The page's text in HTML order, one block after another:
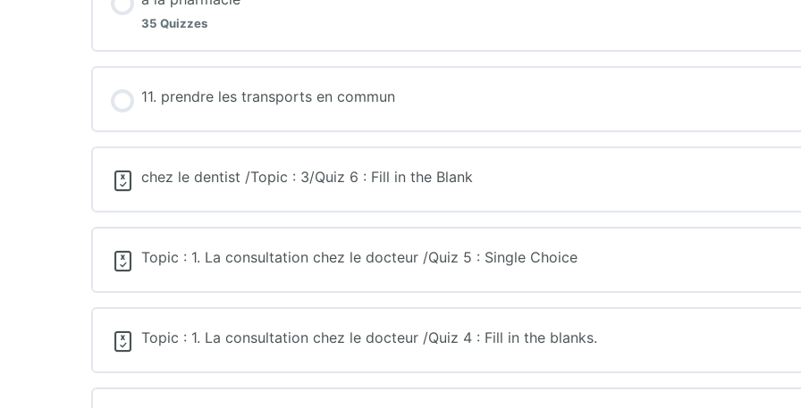
35 Quizzes
11. prendre les transports en commun
chez le dentist /Topic : 3/Quiz 6 : Fill in the Blank
Topic : 1. La consultation chez le docteur /Quiz 5 : Single Choice
Topic : 1. La consultation chez le docteur /Quiz 4 : Fill in the blanks.